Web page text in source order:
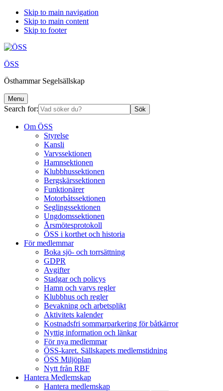
Skip to main navigation
Skip to main content
Skip to footer
ÖSS
Östhammar Segelsällskap
Menu
Search for:
Om ÖSS
Styrelse
Kansli
Varvssektionen
Hamnsektionen
Klubbhussektionen
Bergskärssektionen
Funktionärer
Motorbåtssektionen
Seglingssektionen
Ungdomssektionen
Årsmötesprotokoll
ÖSS i korthet och historia
För medlemmar
Boka sjö- och torrsättning
GDPR
Avgifter
Stadgar och policys
Hamn och varvs regler
Klubbhus och regler
Bevakning och arbetsplikt
Aktivitets kalender
Kostnadsfri sommarparkering för båtkärror
Nyttig information och länkar
För nya medlemmar
ÖSS-karet. Sällskapets medlemstidning
ÖSS Miljöplan
Nytt från RBF
Hantera Medlemskap
Hantera medlemskap